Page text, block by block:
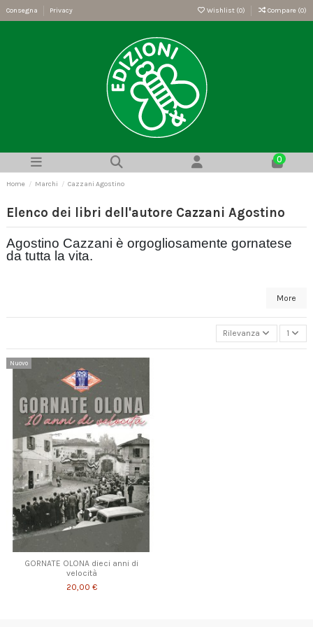
Consegna Privacy Wishlist (0) Compare (0)
0
Home Marchi Cazzani Agostino
Elenco dei libri dell'autore Cazzani Agostino
Agostino Cazzani è orgogliosamente gornatese
da tutta la vita.
More
Rilevanza 1
Nuovo
GORNATE OLONA dieci anni di
velocità
20,00 €